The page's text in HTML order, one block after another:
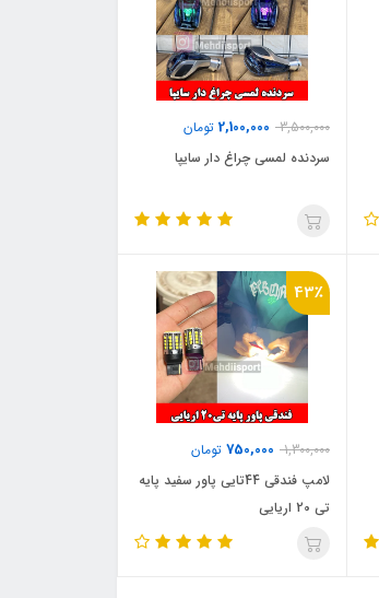
3,500,000
2,100,000 تومان
سردنده لمسی چراغ دار سایپا
43٪
1,300,000
750,000 تومان
لامپ فندقی 44تایی پاور سفید پایه
تی 20 اریایی